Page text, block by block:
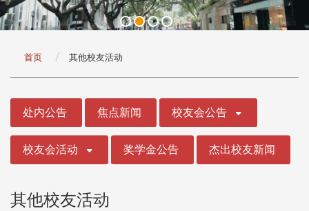
首页 其他校友活动
处内公告 焦点新闻 校友会公告
校友会活动 奖学金公告 杰出校友新闻
其他校友活动